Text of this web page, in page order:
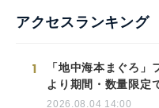
アクセスランキング
1
「地中海本まぐろ」
より期間・数量限定
2026.08.04 14:00